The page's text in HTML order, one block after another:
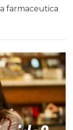
farmaceutica